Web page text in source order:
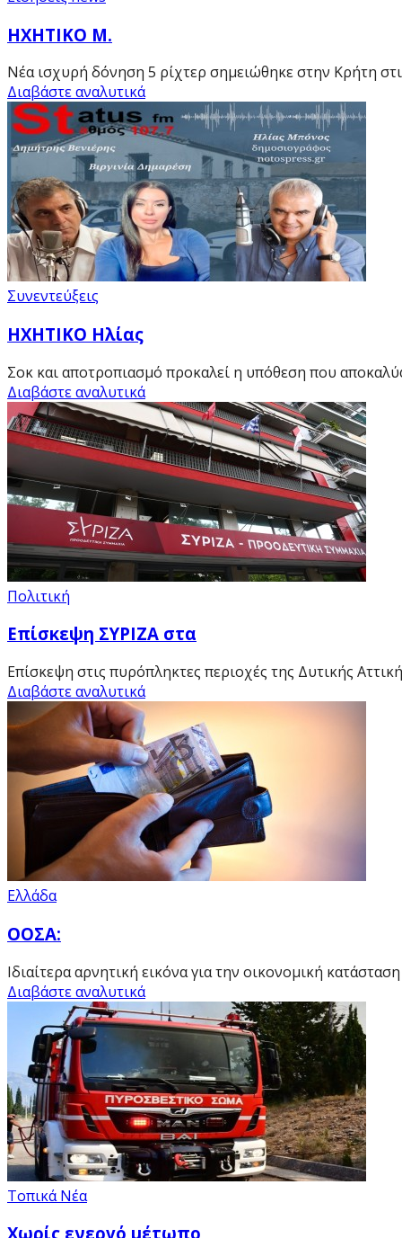
ΗΧΗΤΙΚΟ Μ.
Νέα ισχυρή δόνηση 5 ρίχτερ σημειώθηκε στην Κρήτη
Διαβάστε αναλυτικά
Συνεντεύξεις
HXHTIKO Ηλίας
Σοκ και αποτροπιασμό προκαλεί η υπόθεση που
Διαβάστε αναλυτικά
Πολιτική
Επίσκεψη ΣΥΡΙΖΑ στα
Επίσκεψη στις πυρόπληκτες περιοχές της Δυτικής
Διαβάστε αναλυτικά
Ελλάδα
ΟΟΣΑ:
Ιδιαίτερα αρνητική εικόνα για την οικονομική
Διαβάστε αναλυτικά
Τοπικά Νέα
Χωρίς ενεργό μέτωπο